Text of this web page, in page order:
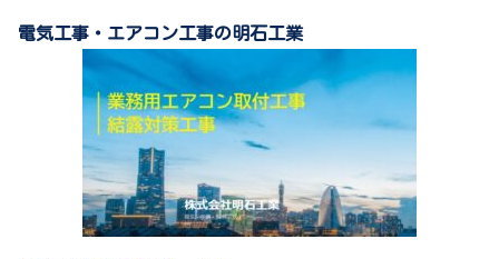
電気工事・エアコン工事の明石工業